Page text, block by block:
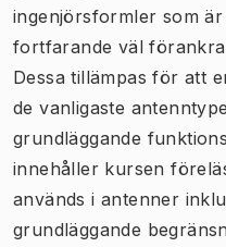
ingenjörsformler som
fortfarande väl
Dessa tillämpas för att
de vanligaste
grundläggande
innehåller kursen
används i antenner
grundläggande